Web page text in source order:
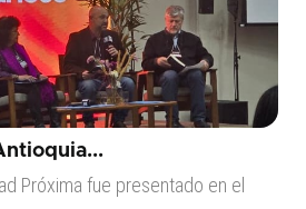
Próxima fue presentado en el